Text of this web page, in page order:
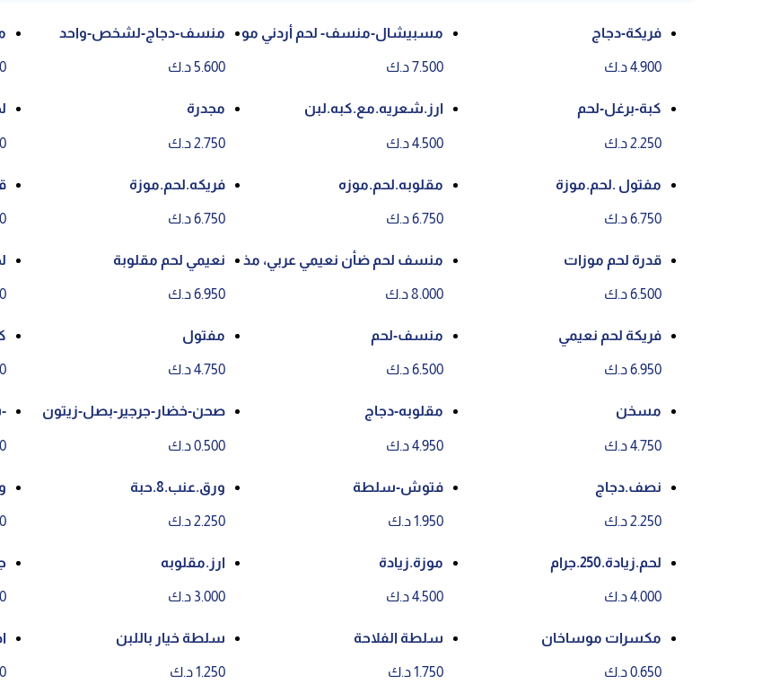
فريكة-دجاج
4.900 د.ك
مسبيشال-منسف- لحم أردني مو
7.500 د.ك
منسف-دجاج-لشخص-واحد
5.600 د.ك
كبة-برغل-لحم
2.250 د.ك
ارز.شعريه.مع.كبه.لبن
4.500 د.ك
مجدرة
2.750 د.ك
مفتول .لحم.موزة
6.750 د.ك
مقلوبه.لحم.موزه
6.750 د.ك
فريكه.لحم.موزة
6.750 د.ك
قدرة لحم موزات
6.500 د.ك
منسف لحم ضأن نعيمي عربي، مذ
8.000 د.ك
نعيمي لحم مقلوبة
6.950 د.ك
فريكة لحم نعيمي
6.950 د.ك
منسف-لحم
6.500 د.ك
مفتول
4.750 د.ك
مسخن
4.750 د.ك
مقلوبه-دجاج
4.950 د.ك
صحن-خضار-جرجير-بصل-زيتون
0.500 د.ك
نصف.دجاج
2.250 د.ك
فتوش-سلطة
1.950 د.ك
ورق.عنب.8.حبة
2.250 د.ك
لحم.زيادة.250.جرام
4.000 د.ك
موزة.زيادة
4.500 د.ك
ارز.مقلوبه
3.000 د.ك
مكسرات موساخان
0.650 د.ك
سلطة الفلاحة
1.750 د.ك
سلطة خيار باللبن
1.250 د.ك